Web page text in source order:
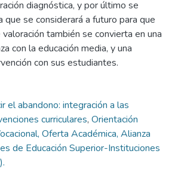
diagnóstica, y por último se
se considerará a futuro para que
también se convierta en una
con la educación media, y una
con sus estudiantes.
el abandono: integración a las
curriculares, Orientación
Oferta Académica, Alianza
de Educación Superior-Instituciones